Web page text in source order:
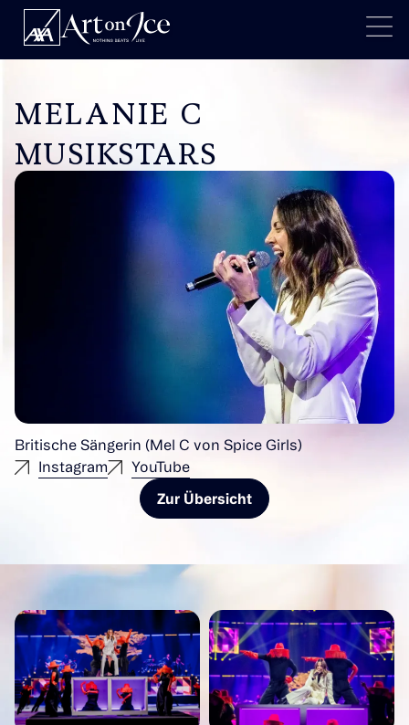
MELANIE C
MUSIKSTARS
Britische Sängerin (Mel C von Spice Girls)
Instagram
YouTube
Zur Übersicht